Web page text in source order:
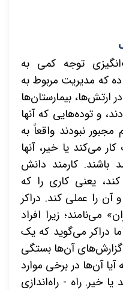
توجه کمی به
که مدیریت مربوط به
ارتش‌ها، بیمارستان‌ها
و توده‌هایی که آنها
نبودند واقعاً به
می‌کند یا خیر، آنها
باشند. کارمند دانش
یعنی کاری را که
آن را عملی کند. دراکر
می‌نامند؛ زیرا افراد
دراکر می‌گوید که یک
گزارش‌های آن‌ها بستگی
آن‌ها در برخی موارد
خیر. راه - راه‌اندازی